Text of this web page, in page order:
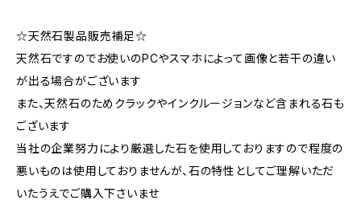
☆天然石製品販売補足☆
天然石ですのでお使いのPCやスマホによって画像と若干の違い
が出る場合がございます
また、天然石のためクラックやインクルージョンなど含まれる石も
ございます
当社の企業努力により厳選した石を使用しておりますので程度の
悪いものは使用しておりませんが、石の特性としてご理解いただ
いたうえでご購入下さいませ